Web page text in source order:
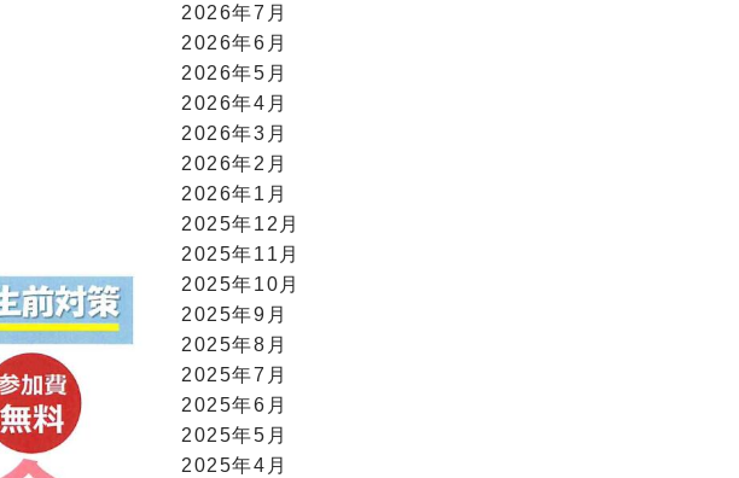
2026年7月
2026年6月
2026年5月
2026年4月
2026年3月
2026年2月
2026年1月
2025年12月
2025年11月
2025年10月
2025年9月
2025年8月
2025年7月
2025年6月
2025年5月
2025年4月